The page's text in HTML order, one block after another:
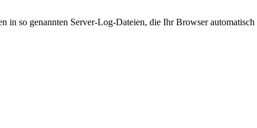
in so genannten Server-Log-Dateien, die Ihr Browser